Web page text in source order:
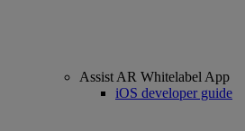
Assist AR Whitelabel App
iOS developer guide